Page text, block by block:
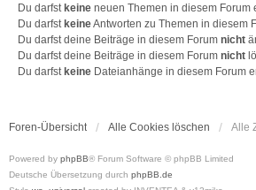
Du darfst keine neuen Themen in diesem Forum
Du darfst keineAntworten zu Themen in diesem
Du darfst deine Beiträge in diesem Forum nicht
Du darfst deine Beiträge in diesem Forum nicht
Du darfst keine Dateianhänge in diesem Forum
Foren-Übersicht Alle Cookies löschen Alle
Powered by phpBB® Forum Software © phpBB Limited
Deutsche Übersetzung durch phpBB.de